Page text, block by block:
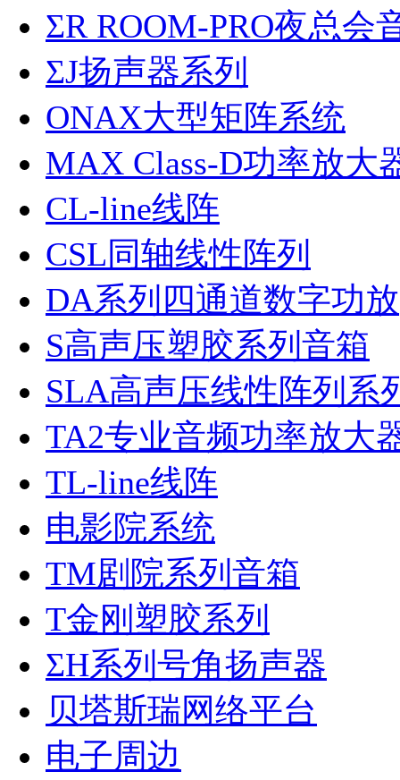
ΣR ROOM-PRO夜总会
ΣJ扬声器系列
ONAX大型矩阵系统
MAX Class-D功率放大
CL-line线阵
CSL同轴线性阵列
DA系列四通道数字功放
S高声压塑胶系列音箱
SLA高声压线性阵列系
TA2专业音频功率放大
TL-line线阵
电影院系统
TM剧院系列音箱
T金刚塑胶系列
ΣH系列号角扬声器
贝塔斯瑞网络平台
电子周边